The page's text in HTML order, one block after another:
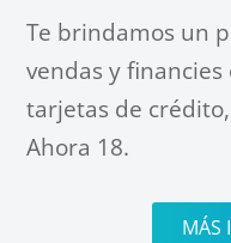
Te brindamos un
vendas y
tarjetas de
Ahora 18.
MÁS